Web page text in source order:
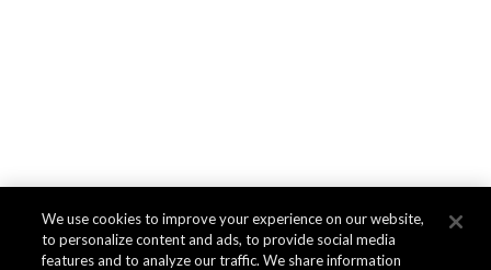
We use cookies to improve your experience on our website,
to personalize content and ads, to provide social media
features and to analyze our traffic. We share information